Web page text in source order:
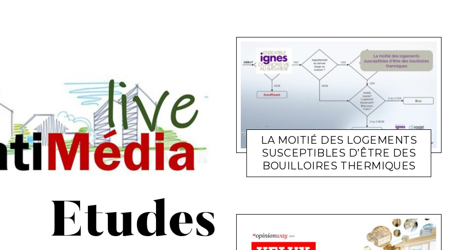
Etudes
LA MOITIÉ DES LOGEMENTS
SUSCEPTIBLES D’ÊTRE DES
BOUILLOIRES THERMIQUES
ACTUALITÉ ENTREPRISES LARA GASQUET 19 JUIN 2026